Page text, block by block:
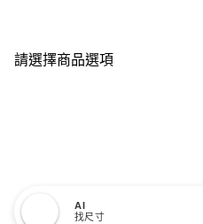
請選擇商品選項
AI
找尺寸